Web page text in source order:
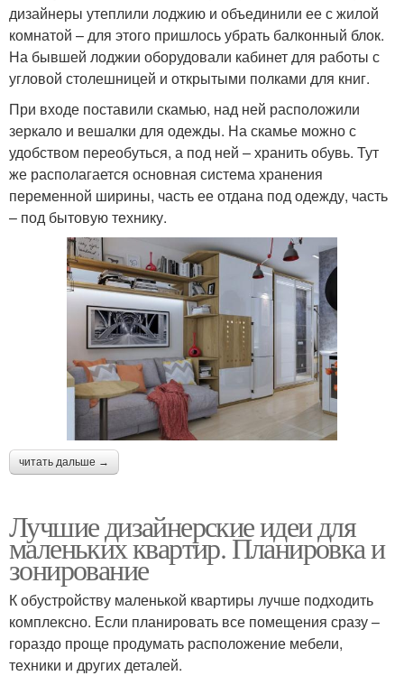
дизайнеры утеплили лоджию и объединили ее с жилой
комнатой – для этого пришлось убрать балконный блок.
На бывшей лоджии оборудовали кабинет для работы с
угловой столешницей и открытыми полками для книг.
При входе поставили скамью, над ней расположили
зеркало и вешалки для одежды. На скамье можно с
удобством переобуться, а под ней – хранить обувь. Тут
же располагается основная система хранения
переменной ширины, часть ее отдана под одежду, часть
– под бытовую технику.
читать дальше →
Лучшие дизайнерские идеи для
маленьких квартир. Планировка и
зонирование
К обустройству маленькой квартиры лучше подходить
комплексно. Если планировать все помещения сразу –
гораздо проще продумать расположение мебели,
техники и других деталей.